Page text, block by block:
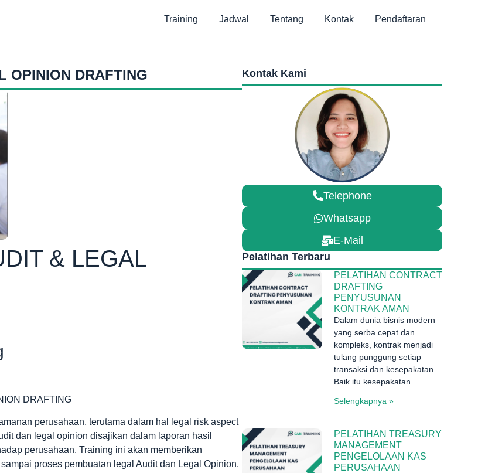
Training Jadwal Tentang Kontak Pendaftaran
OPINION DRAFTING
& LEGAL
DRAFTING
perusahaan, terutama dalam hal legal risk aspect
dan legal opinion disajikan dalam laporan hasil
perusahaan. Training ini akan memberikan
proses pembuatan legal Audit dan Legal Opinion.
Kontak Kami
Telephone
Whatsapp
E-Mail
Pelatihan Terbaru
PELATIHAN CONTRACT
DRAFTING
PENYUSUNAN
KONTRAK AMAN
Dalam dunia bisnis modern
yang serba cepat dan
kompleks, kontrak menjadi
tulang punggung setiap
transaksi dan kesepakatan.
Baik itu kesepakatan
Selengkapnya »
PELATIHAN TREASURY
MANAGEMENT
PENGELOLAAN KAS
PERUSAHAAN